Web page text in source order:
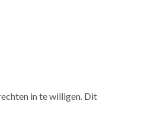
in te willigen. Dit